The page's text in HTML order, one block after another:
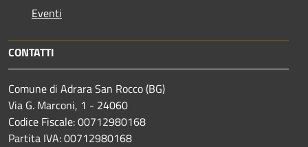
Eventi
CONTATTI
Comune di Adrara San Rocco (BG)
Via G. Marconi, 1 - 24060
Codice Fiscale: 00712980168
Partita IVA: 00712980168